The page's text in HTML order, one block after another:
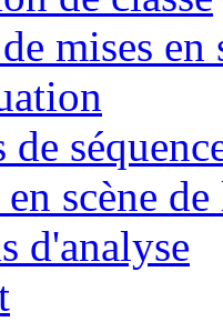
mises
de
scène
d'analyse